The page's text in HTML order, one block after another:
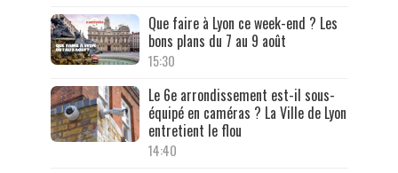
Que faire à Lyon ce week-end ? Les
bons plans du 7 au 9 août
15:30
Le 6e arrondissement est-il sous-
équipé en caméras ? La Ville de Lyon
entretient le flou
14:40